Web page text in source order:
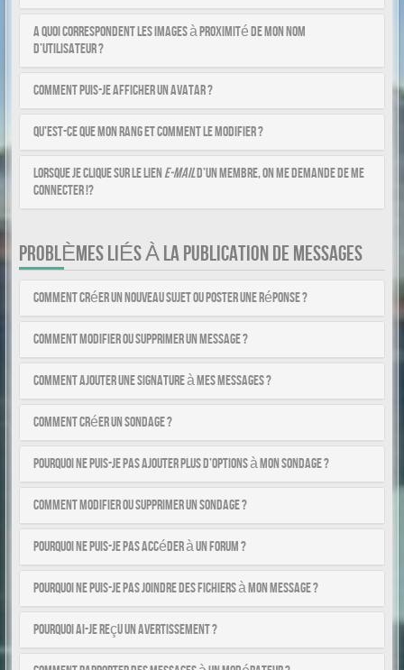
A quoi correspondent les images à proximité de mon nom
d’utilisateur ?
Comment puis-je afficher un avatar ?
Qu’est-ce que mon rang et comment le modifier ?
Lorsque je clique sur le liene-maild’un membre, on me demande de me
connecter !?
PROBLÈMES LIÉS À LA PUBLICATION DE MESSAGES
Comment créer un nouveau sujet ou poster une réponse ?
Comment modifier ou supprimer un message ?
Comment ajouter une signature à mes messages ?
Comment créer un sondage ?
Pourquoi ne puis-je pas ajouter plus d’options à mon sondage ?
Comment modifier ou supprimer un sondage ?
Pourquoi ne puis-je pas accéder à un forum ?
Pourquoi ne puis-je pas joindre des fichiers à mon message ?
Pourquoi ai-je reçu un avertissement ?